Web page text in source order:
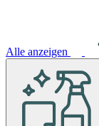
Alle anzeigen